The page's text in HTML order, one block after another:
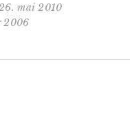
mai 2010
2006